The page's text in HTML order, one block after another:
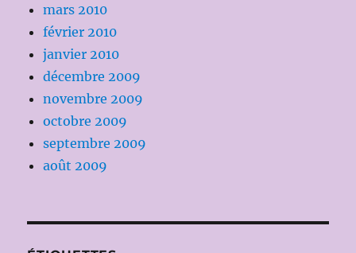
mars 2010
février 2010
janvier 2010
décembre 2009
novembre 2009
octobre 2009
septembre 2009
août 2009